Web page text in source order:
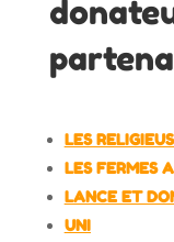
LES
LES FERMES
LANCE ET
UNI